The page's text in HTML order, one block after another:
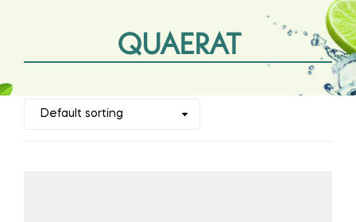
QUAERAT